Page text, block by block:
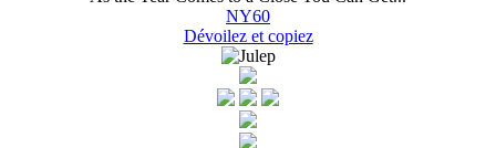
NY60
Dévoilez et copiez